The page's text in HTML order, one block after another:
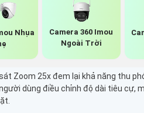
Nhụa
Camera 360 Imou
Ngoài Trời
Zoom 25x đem lại khả năng thu
dùng điều chỉnh độ dài tiêu cự,